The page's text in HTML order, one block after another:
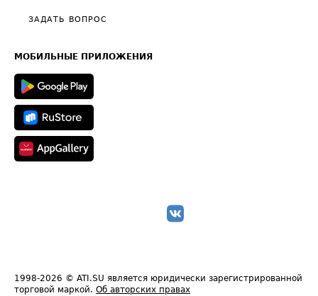
Общие положения
Полезное по перевозкам
Техническая информация
ЗАДАТЬ ВОПРОС
МОБИЛЬНЫЕ ПРИЛОЖЕНИЯ
1998-2026 © ATI.SU является юридически зарегистрированной
торговой маркой. Об авторских правах